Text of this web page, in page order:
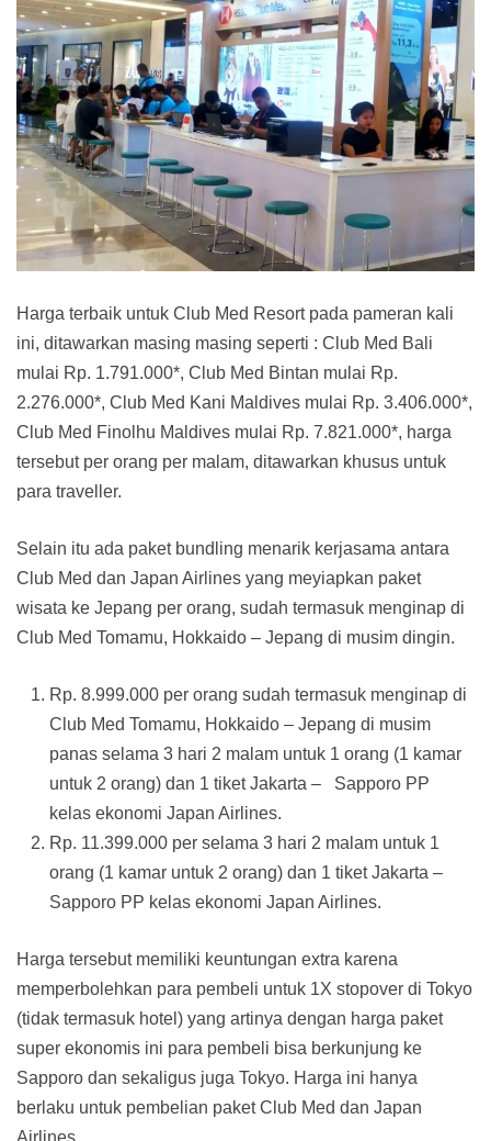
Harga terbaik untuk Club Med Resort pada pameran kali
ini, ditawarkan masing masing seperti : Club Med Bali
mulai Rp. 1.791.000*, Club Med Bintan mulai Rp.
2.276.000*, Club Med Kani Maldives mulai Rp. 3.406.000*,
Club Med Finolhu Maldives mulai Rp. 7.821.000*, harga
tersebut per orang per malam, ditawarkan khusus untuk
para traveller.
Selain itu ada paket bundling menarik kerjasama antara
Club Med dan Japan Airlines yang meyiapkan paket
wisata ke Jepang per orang, sudah termasuk menginap di
Club Med Tomamu, Hokkaido – Jepang di musim dingin.
Rp. 8.999.000 per orang sudah termasuk menginap di
Club Med Tomamu, Hokkaido – Jepang di musim
panas selama 3 hari 2 malam untuk 1 orang (1 kamar
untuk 2 orang) dan 1 tiket Jakarta – Sapporo PP
kelas ekonomi Japan Airlines.
Rp. 11.399.000 per selama 3 hari 2 malam untuk 1
orang (1 kamar untuk 2 orang) dan 1 tiket Jakarta –
Sapporo PP kelas ekonomi Japan Airlines.
Harga tersebut memiliki keuntungan extra karena
memperbolehkan para pembeli untuk 1X stopover di Tokyo
(tidak termasuk hotel) yang artinya dengan harga paket
super ekonomis ini para pembeli bisa berkunjung ke
Sapporo dan sekaligus juga Tokyo. Harga ini hanya
berlaku untuk pembelian paket Club Med dan Japan
Airlines.